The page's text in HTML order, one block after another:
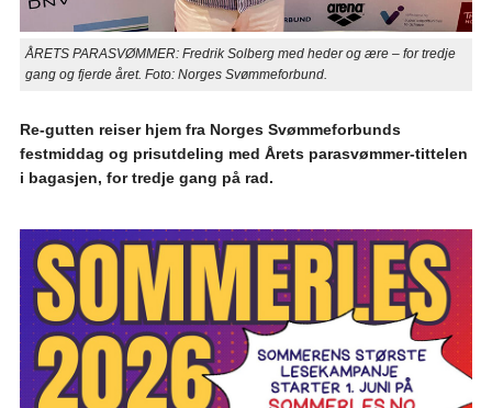
ÅRETS PARASVØMMER: Fredrik Solberg med heder og ære – for tredje
gang og fjerde året. Foto: Norges Svømmeforbund.
Re-gutten reiser hjem fra Norges Svømmeforbunds
festmiddag og prisutdeling med Årets parasvømmer-tittelen
i bagasjen, for tredje gang på rad.